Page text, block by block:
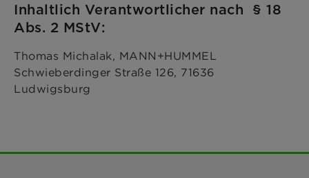
Inhaltlich Verantwortlicher nach § 18
Abs. 2 MStV:
Thomas Michalak, MANN+HUMMEL
Schwieberdinger Straße 126, 71636
Ludwigsburg